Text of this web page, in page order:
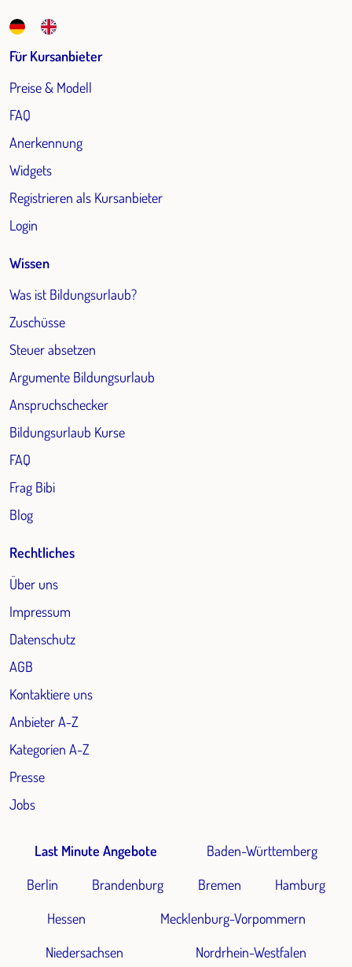
Für Kursanbieter
Preise & Modell
FAQ
Anerkennung
Widgets
Registrieren als Kursanbieter
Login
Wissen
Was ist Bildungsurlaub?
Zuschüsse
Steuer absetzen
Argumente Bildungsurlaub
Anspruchschecker
Bildungsurlaub Kurse
FAQ
Frag Bibi
Blog
Rechtliches
Über uns
Impressum
Datenschutz
AGB
Kontaktiere uns
Anbieter A-Z
Kategorien A-Z
Presse
Jobs
Last Minute Angebote
Baden-Württemberg
Berlin
Brandenburg Bremen
Hamburg
Hessen
Mecklenburg-Vorpommern
Niedersachsen
Nordrhein-Westfalen